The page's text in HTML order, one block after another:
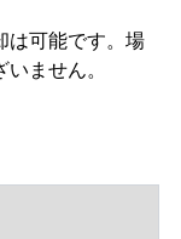
は可能です。場
ません。